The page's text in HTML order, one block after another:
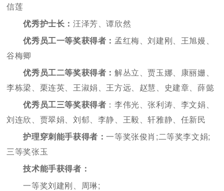
信莲
优秀护士长：汪泽芳、谭欣然
优秀员工一等奖获得者： 孟红梅、刘建刚、王旭嫚、
谷梅卿
优秀员工二等奖获得者：解丛立、贾玉娜、康丽姗、
李栋梁、栗连英、王淑娟、王方远、赵慧、史建章、薛懿
优秀员工三等奖获得者 ：李伟光、张利涛、李文娟、
刘连欣、贾翠娟、刘郁、李静、王毅、轩雅静、任新民
护理穿刺能手获得者：一等奖张俊肖;二等奖李文娟;
三等奖张玉
技术能手获得者：
一等奖刘建刚、周琳;